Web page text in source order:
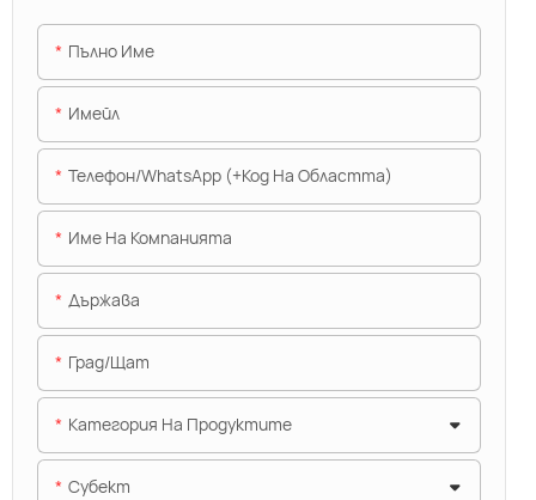
Пълно Име
Имейл
Телефон/WhatsApp (+Код На Областта)
Име На Компанията
Държава
Град/щат
Категория На Продуктите
Субект